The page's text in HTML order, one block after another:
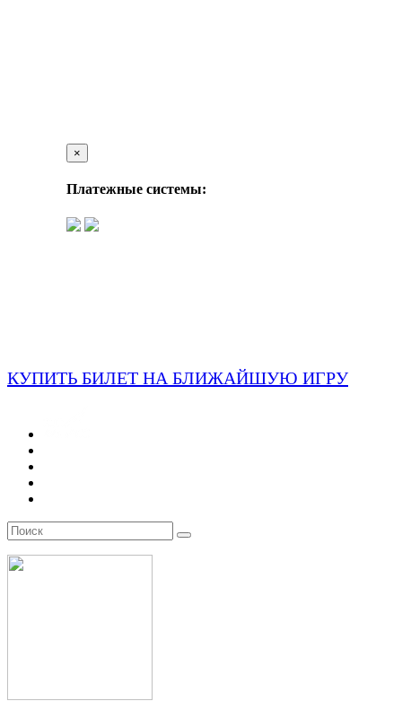
×
Платежные системы:
КУПИТЬ БИЛЕТ НА БЛИЖАЙШУЮ ИГРУ